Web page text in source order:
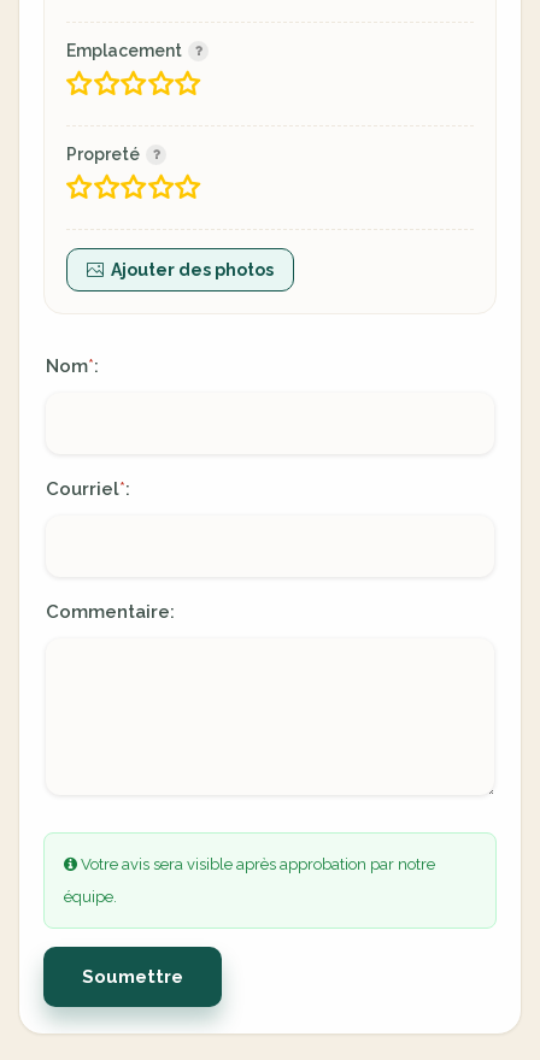
Emplacement
Propreté
Ajouter des photos
Nom*:
Courriel*:
Commentaire:
Votre avis sera visible après approbation par notre
équipe.
Soumettre